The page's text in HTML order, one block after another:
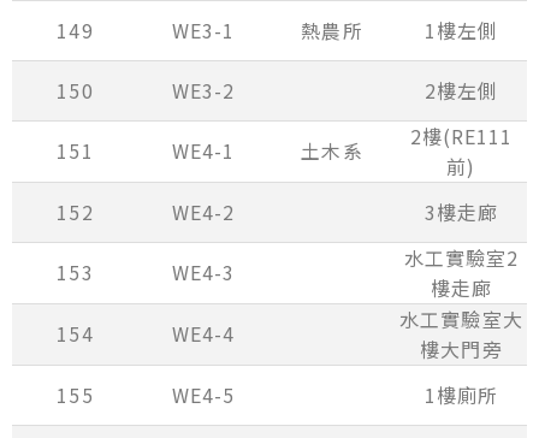
149
WE3-1 熱農所 1樓左側
150 WE3-2 2樓左側
151 WE4-1 土木系
2樓(RE111
前)
152
WE4-2 3樓走廊
153 WE4-3
水工實驗室2
樓走廊
154
WE4-4
水工實驗室大
樓大門旁
155
WE4-5 1樓廁所